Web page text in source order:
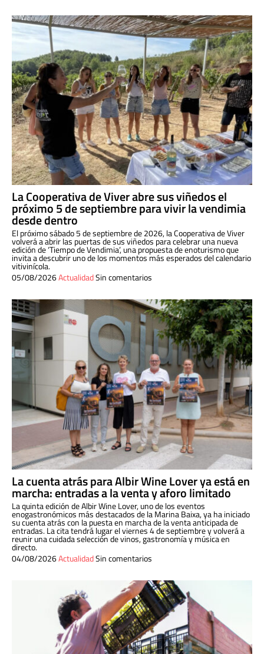
La Cooperativa de Viver abre sus viñedos el
próximo 5 de septiembre para vivir la vendimia
desde dentro
El próximo sábado 5 de septiembre de 2026, la Cooperativa de Viver
volverá a abrir las puertas de sus viñedos para celebrar una nueva
edición de ‘Tiempo de Vendimia’, una propuesta de enoturismo que
invita a descubrir uno de los momentos más esperados del calendario
vitivinícola.
05/08/2026ActualidadSin comentarios
La cuenta atrás para Albir Wine Lover ya está en
marcha: entradas a la venta y aforo limitado
La quinta edición de Albir Wine Lover, uno de los eventos
enogastronómicos más destacados de la Marina Baixa, ya ha iniciado
su cuenta atrás con la puesta en marcha de la venta anticipada de
entradas. La cita tendrá lugar el viernes 4 de septiembre y volverá a
reunir una cuidada selección de vinos, gastronomía y música en
directo.
04/08/2026ActualidadSin comentarios